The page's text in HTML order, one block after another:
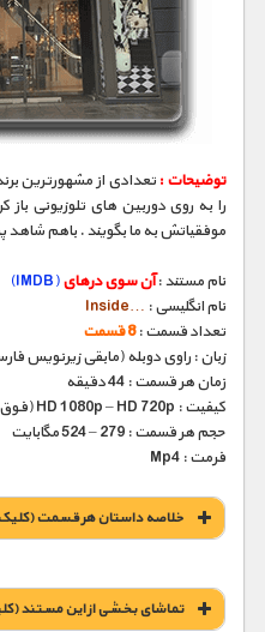
مسابقات / ورزشی
مستند های اختصاصی
توضیحات :تعدادی از مشهورترین
را به روی دوربین های تلوزیونی باز
موفقیاتش به ما بگویند . باهم
نام مستند :آن سوی درهای(IMDB)
نام انگلیسی : …Inside
تعداد قسمت :8 قسمت
زبان : راوی دوبله (مابقی زیرنویس
زمان هر قسمت : 44 دقیقه
کیفیت : HD 1080p – HD 720p (فوق العاده)
حجم هر قسمت : 279 – 524 مگابایت
فرمت : Mp4
خلاصه داستان هر قسمت
تماشای بخشی از این مستند